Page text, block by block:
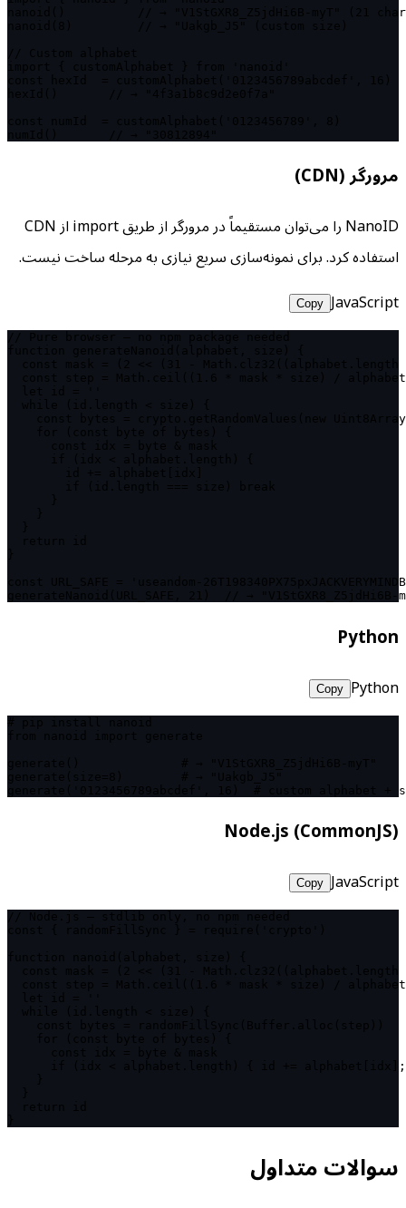
nanoid()          // → "V1StGXR8_Z5jdHi6B-myT" (21
مرورگر (CDN)
NanoID را می‌توان مستقیماً در مرورگر از طریق import از CDN
استفاده کرد. برای نمونه‌سازی سریع نیازی به مرحله ساخت نیست.
JavaScript
Copy
const step = Math.ceil((1.6 * mask * size) /
const bytes = crypto.getRandomValues(new
const URL_SAFE = 'useandom-
generateNanoid(URL_SAFE, 21)  // → "V1StGXR8_Z5jdHi6B-
Python
Python
Copy
generate('0123456789abcdef', 16)  # custom alphabet +
Node.js (CommonJS)
JavaScript
Copy
const step = Math.ceil((1.6 * mask * size) /
if (idx < alphabet.length) { id +=
سوالات متداول